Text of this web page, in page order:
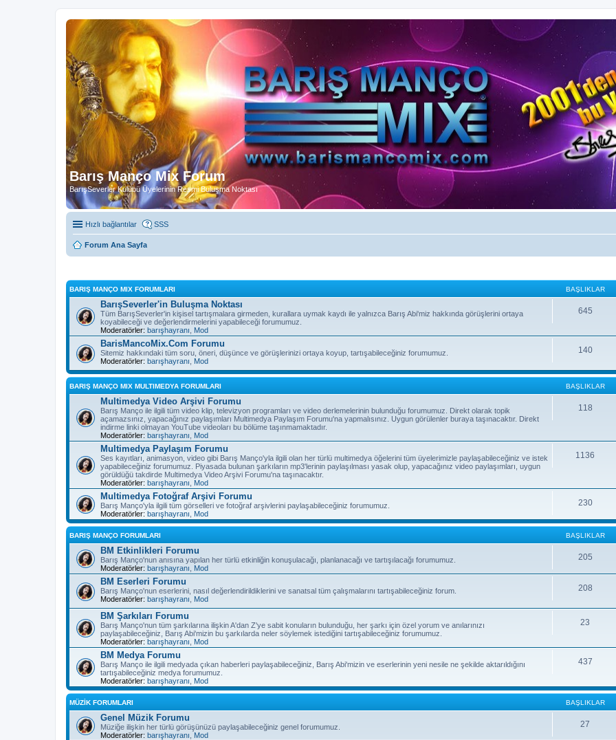
Barış Manço Mix Forum
BarışSeverler Kulübü Üyelerinin Resmi Buluşma Noktası
Hızlı bağlantılar SSS
Forum Ana Sayfa
BARIŞ MANÇO MIX FORUMLARI BAŞLIKLAR
BarışSeverler'in Buluşma Noktası
Tüm BarışSeverler'in kişisel tartışmalara girmeden, kurallara uymak kaydı ile yalnızca Barış Abi'miz hakkında görüşlerini ortaya
koyabileceği ve değerlendirmelerini yapabileceği forumumuz.
Moderatörler: barışhayranı Mod
645
BarisMancoMix.Com Forumu
Sitemiz hakkındaki tüm soru, öneri, düşünce ve görüşlerinizi ortaya koyup, tartışabileceğiniz forumumuz.
Moderatörler: barışhayranı Mod
140
BARIŞ MANÇO MIX MULTIMEDYA FORUMLARI BAŞLIKLAR
Multimedya Video Arşivi Forumu
Barış Manço ile ilgili tüm video klip, televizyon programları ve video derlemelerinin bulunduğu forumumuz. Direkt olarak topik
açamazsınız, yapacağınız paylaşımları Multimedya Paylaşım Forumu'na yapmalısınız. Uygun görülenler buraya taşınacaktır. Direkt
indirme linki olmayan YouTube videoları bu bölüme taşınmamaktadır.
Moderatörler: barışhayranı Mod
118
Multimedya Paylaşım Forumu
Ses kayıtları, animasyon, video gibi Barış Manço'yla ilgili olan her türlü multimedya öğelerini tüm üyelerimizle paylaşabileceğiniz ve istek
yapabileceğiniz forumumuz. Piyasada bulunan şarkıların mp3'lerinin paylaşılması yasak olup, yapacağınız video paylaşımları, uygun
görüldüğü takdirde Multimedya Video Arşivi Forumu'na taşınacaktır.
Moderatörler: barışhayranı Mod
1136
Multimedya Fotoğraf Arşivi Forumu
Barış Manço'yla ilgili tüm görselleri ve fotoğraf arşivlerini paylaşabileceğiniz forumumuz.
Moderatörler: barışhayranı Mod
230
BARIŞ MANÇO FORUMLARI BAŞLIKLAR
BM Etkinlikleri Forumu
Barış Manço'nun anısına yapılan her türlü etkinliğin konuşulacağı, planlanacağı ve tartışılacağı forumumuz.
Moderatörler: barışhayranı Mod
205
BM Eserleri Forumu
Barış Manço'nun eserlerini, nasıl değerlendirildiklerini ve sanatsal tüm çalışmalarını tartışabileceğiniz forum.
Moderatörler: barışhayranı Mod
208
BM Şarkıları Forumu
Barış Manço'nun tüm şarkılarına ilişkin A'dan Z'ye sabit konuların bulunduğu, her şarkı için özel yorum ve anılarınızı
paylaşabileceğiniz, Barış Abi'mizin bu şarkılarda neler söylemek istediğini tartışabileceğiniz forumumuz.
Moderatörler: barışhayranı Mod
23
BM Medya Forumu
Barış Manço ile ilgili medyada çıkan haberleri paylaşabileceğiniz, Barış Abi'mizin ve eserlerinin yeni nesile ne şekilde aktarıldığını
tartışabileceğiniz medya forumumuz.
Moderatörler: barışhayranı Mod
437
MÜZİK FORUMLARI BAŞLIKLAR
Genel Müzik Forumu
Müziğe ilişkin her türlü görüşünüzü paylaşabileceğiniz genel forumumuz.
Moderatörler: barışhayranı Mod
27